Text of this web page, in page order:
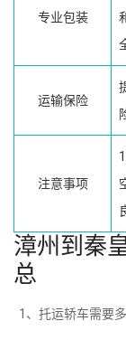
专业包装
运输保险
注意事项
漳州到秦
总
1、托运轿车需要